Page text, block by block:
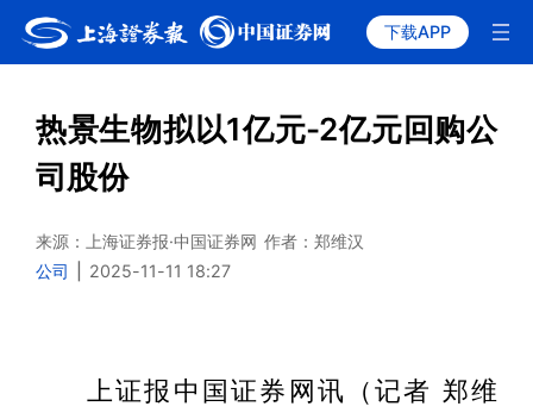
下载APP
热景生物拟以1亿元-2亿元回购公
司股份
来源：上海证券报·中国证券网 作者：郑维汉
公司
2025-11-11 18:27
上证报中国证券网讯（记者 郑维